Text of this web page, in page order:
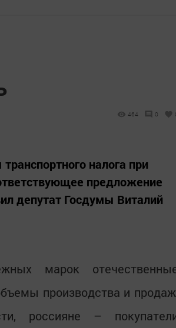
464 0
налога при
предложение
депутат Госдумы Виталий
марок
производства и
россияне –